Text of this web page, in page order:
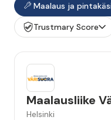
Maalaus ja
Trustmary Score
Maalausliike
Helsinki